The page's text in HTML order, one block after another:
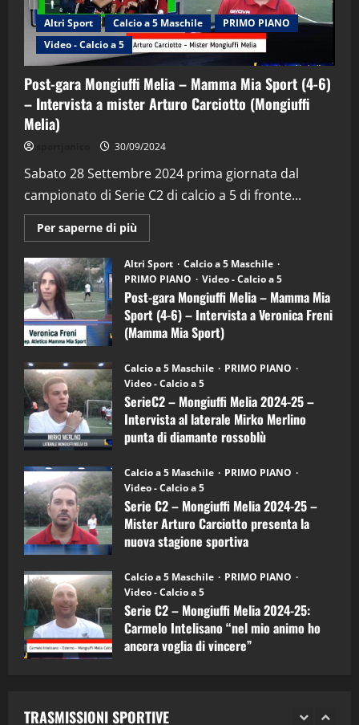
Altri Sport Calcio a 5 Maschile
PRIMO PIANO
Video - Calcio a 5
Post-gara Mongiuffi Melia – Mamma Mia Sport (4-6)
– Intervista a mister Arturo Carciotto (Mongiuffi
Melia)
30/09/2024
Sabato 28 Settembre 2024 prima giornata dal
campionato di Serie C2 di calcio a 5 di fronte...
Per saperne di più
informazioni
Post-
gara
Mongiuffi
Melia
–
Mamma
Mia
Sport
6)
–
Intervista
a
mister
Arturo
Carciotto
(Mongiuffi
Altri Sport
Calcio a 5 Maschile
PRIMO PIANO
Video - Calcio a 5
Post-gara Mongiuffi Melia – Mamma Mia
Sport (4-6) – Intervista a Veronica Freni
(Mamma Mia Sport)
Calcio a 5 Maschile
PRIMO PIANO
Video - Calcio a 5
SerieC2 – Mongiuffi Melia 2024-25 –
Intervista al laterale Mirko Merlino
punta di diamante rossoblù
Calcio a 5 Maschile
PRIMO PIANO
Video - Calcio a 5
Serie C2 – Mongiuffi Melia 2024-25 –
Mister Arturo Carciotto presenta la
nuova stagione sportiva
Calcio a 5 Maschile
PRIMO PIANO
Video - Calcio a 5
Serie C2 – Mongiuffi Melia 2024-25:
Carmelo Intelisano “nel mio animo ho
ancora voglia di vincere”
TRASMISSIONI SPORTIVE
2
“SportEmpire” in Podcast: 29^ Puntata
(Martedi 28 Aprile 2026)
28/04/2026
3
"SportEmpire" in Podcast
“SportEmpire” in Podcast: 28^ Puntata
(Martedi 21 Aprile 2026)
21/04/2026
4
“SportEmpire” in Podcast: 27^ Puntata
(Martedi 14 Aprile 2026)
15/04/2026
5
“SportEmpire” in Podcast: 26^ Puntata
(Martedi 07 Aprile 2026)
08/04/2026
1
“SportEmpire” in Podcast: 30^ Puntata
(Martedi 05 Maggio 2026)
08/05/2026
28/04/2026